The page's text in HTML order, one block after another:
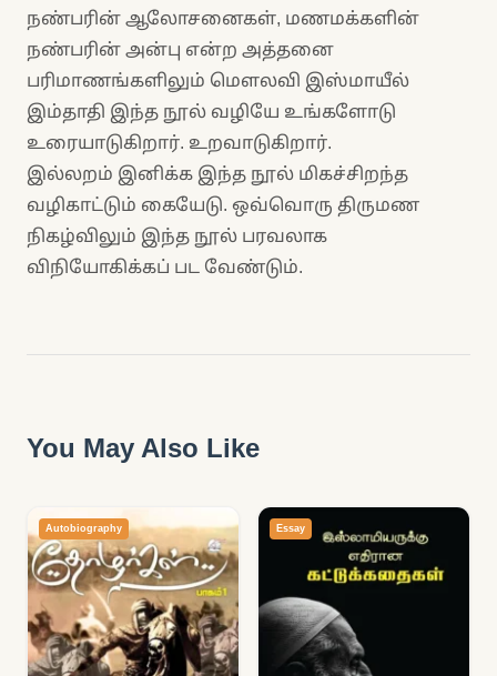
நண்பரின் ஆலோசனைகள், மணமக்களின்
நண்பரின் அன்பு என்ற அத்தனை
பரிமாணங்களிலும் மெளலவி இஸ்மாயீல்
இம்தாதி இந்த நூல் வழியே உங்களோடு
உரையாடுகிறார். உறவாடுகிறார்.
இல்லறம் இனிக்க இந்த நூல் மிகச்சிறந்த
வழிகாட்டும் கையேடு. ஒவ்வொரு திருமண
நிகழ்விலும் இந்த நூல் பரவலாக
விநியோகிக்கப் பட வேண்டும்.
You May Also Like
Autobiography Essay